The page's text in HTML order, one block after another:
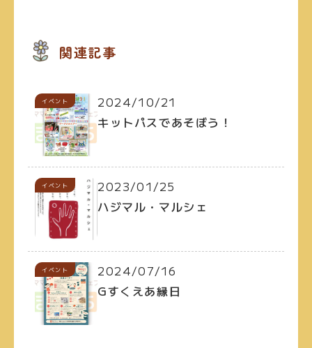
関連記事
イベント
2024/10/21
キットパスであそぼう！
イベント
2023/01/25
ハジマル・マルシェ
イベント
2024/07/16
Gすくえあ縁日